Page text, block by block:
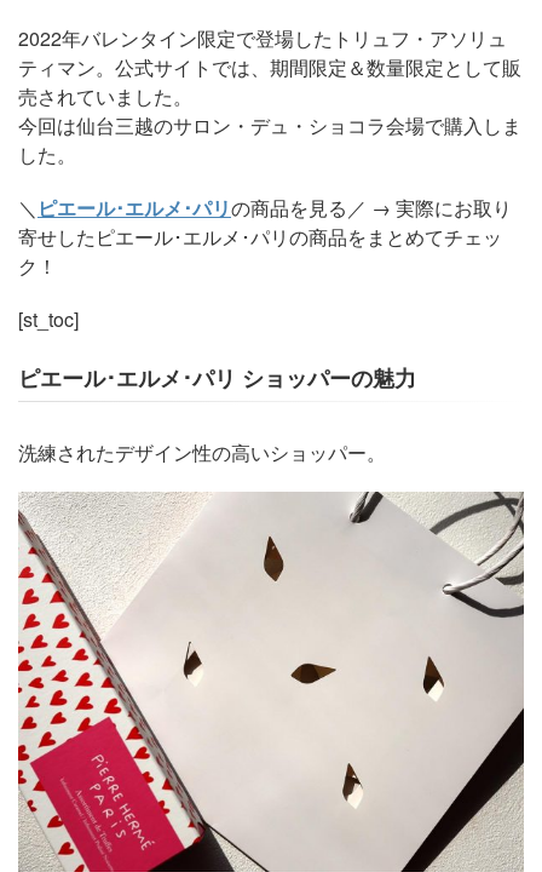
2022年バレンタイン限定で登場したトリュフ・アソリュ
ティマン。公式サイトでは、期間限定＆数量限定として販
売されていました。
今回は仙台三越のサロン・デュ・ショコラ会場で購入しま
した。
＼ ピエール･エルメ･パリの商品を見る／ → 実際にお取り
寄せしたピエール･エルメ･パリの商品をまとめてチェッ
ク！
[st_toc]
ピエール･エルメ･パリ ショッパーの魅力
洗練されたデザイン性の高いショッパー。